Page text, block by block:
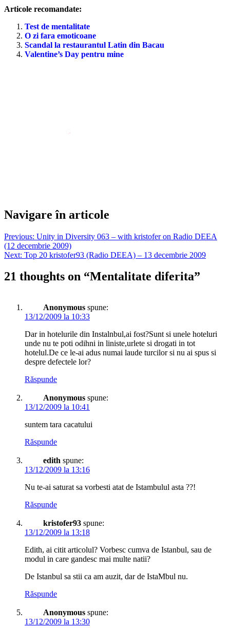
Articole recomandate:
Test de mentalitate
O zi fara emoticoane
Scandal la restaurantul Latin din Bacau
Valentine’s Day pentru mine
Navigare în articole
Previous: Unity in Diversity 063 – with kristofer on Radio DEEA
(12 decembrie 2009)
Next: Top 20 kristofer93 (Radio DEEA) – 13 decembrie 2009
21 thoughts on “Mentalitate diferita”
Anonymous spune:
13/12/2009 la 10:33
Dar in hotelurile din Instalnbul,ai fost?Sunt si unele hoteluri
unde nu te poti odihni in liniste,urlete si drogati in tot
hotelul.De ce le-ai adus numai laude turcilor si nu ai spus si
despre defectele lor?
Răspunde
Anonymous spune:
13/12/2009 la 10:41
suntem tara cacatului
Răspunde
edith spune:
13/12/2009 la 13:16
Nu te-ai saturat sa vorbesti atat de Istambulul asta ??!
Răspunde
kristofer93 spune:
13/12/2009 la 13:18
Edith, ai citit articolul? Vorbesc cumva de Istanbul, sau de
modul in care gandesc mai multe natii?
De Istanbul sa stii ca am auzit, dar de IstaMbul nu.
Răspunde
Anonymous spune:
13/12/2009 la 13:30